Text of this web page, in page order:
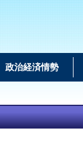
政治経済情勢